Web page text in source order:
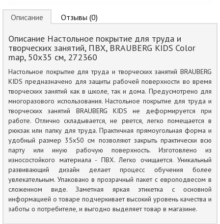
Описание Отзывы (0)
Описание Настольное покрытие для труда и
творческих занятий, ПВХ, BRAUBERG KIDS Color
map, 50х35 см, 272360
Настольное покрытие для труда и творческих занятий BRAUBERG
KIDS предназначено для защиты рабочей поверхности во время
творческих занятий как в школе, так и дома. Предусмотрено для
многоразового использования. Настольное покрытие для труда и
творческих занятий BRAUBERG KIDS не деформируется при
работе. Отлично складывается, не рвется, легко помещается в
рюкзак или папку для труда. Практичная прямоугольная форма и
удобный размер 35х50 см позволяют закрыть практически всю
парту или иную рабочую поверхность. Изготовлено из
износостойкого материала - ПВХ. Легко очищается. Уникальный
развивающий дизайн делает процесс обучения более
увлекательным. Упаковано в прозрачный пакет с европодвесом в
сложенном виде. Заметная яркая этикетка с основной
информацией о товаре подчеркивает высокий уровень качества и
заботы о потребителе, и выгодно выделяет товар в магазине.